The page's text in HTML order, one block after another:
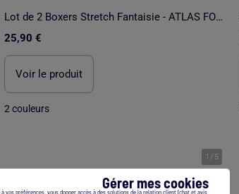
Gérer mes cookies
vos préférences, vous donner accès à des solutions de la relation client (chat et avis
Lot de 2 Boxers Stretch Fantaisie - ATLAS FOR MEN
25,90 €
Voir le produit
2 couleurs
1 / 5